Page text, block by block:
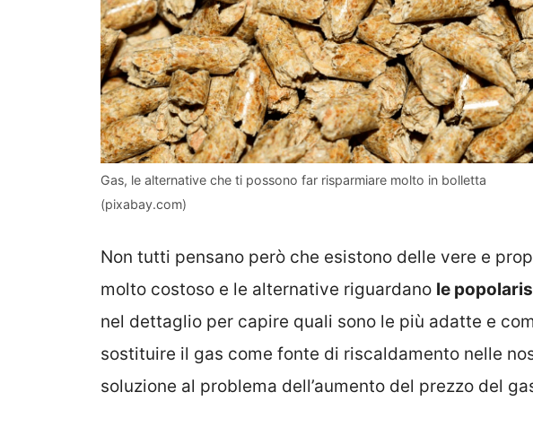
Gas, le alternative che ti possono far risparmiare molto in bolletta
(pixabay.com)
Non tutti pensano però che esistono delle vere e
molto costoso e le alternative riguardano le
nel dettaglio per capire quali sono le più adatte e
sostituire il gas come fonte di riscaldamento nelle
soluzione al problema dell’aumento del prezzo del